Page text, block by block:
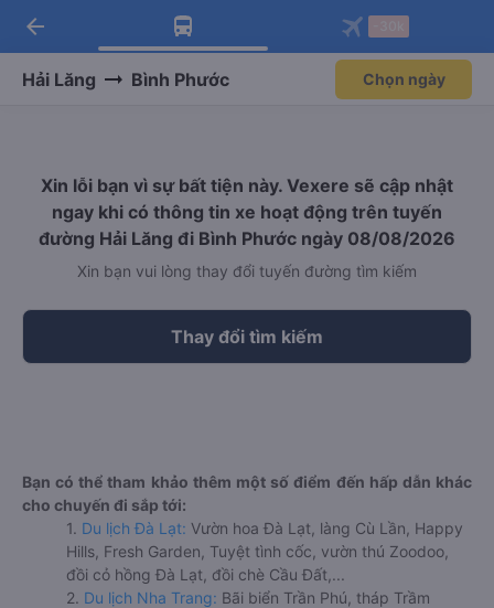
Tải app Vexere ngay!
Nhận ưu đãi thành viên độc
Mở app
Tải app Vexere
-30k/ghế khi đặt vé máy bay qua
Mở app
arrow_back
Hải Lăng Bình Phước Chọn ngày
Xin lỗi bạn vì sự bất tiện này. Vexere sẽ cập nhật
ngay khi có thông tin xe hoạt động trên tuyến
đường Hải Lăng đi Bình Phước ngày 08/08/2026
Xin bạn vui lòng thay đổi tuyến đường tìm kiếm
Thay đổi tìm kiếm
Bạn có thể tham khảo thêm một số điểm đến hấp dẫn khác
cho chuyến đi sắp tới:
1. Du lịch Đà Lạt: Vườn hoa Đà Lạt, làng Cù Lần, Happy
Hills, Fresh Garden, Tuyệt tình cốc, vườn thú Zoodoo,
đồi cỏ hồng Đà Lạt, đồi chè Cầu Đất,...
2. Du lịch Nha Trang: Bãi biển Trần Phú, tháp Trầm